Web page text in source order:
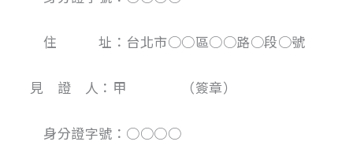
住 址：台北市○○區○○路○段○號
見 證 人：甲 （簽章）
身分證字號：○○○○